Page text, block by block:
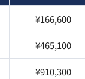
¥166,600
¥465,100
¥910,300